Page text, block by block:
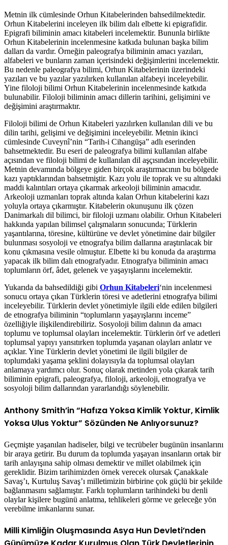
Metnin ilk cümlesinde Orhun Kitabelerinden bahsedilmektedir.
Orhun Kitabelerini inceleyen ilk bilim dalı elbette ki epigrafidir.
Epigrafi biliminin amacı kitabeleri incelemektir. Bununla birlikte
Orhun Kitabelerinin incelenmesine katkıda bulunan başka bilim
dalları da vardır. Örneğin paleografya biliminin amacı yazıları,
alfabeleri ve bunların zaman içerisindeki değişimlerini incelemektir.
Bu nedenle paleografya bilimi, Orhun Kitabelerinin üzerindeki
yazıları ve bu yazılar yazılırken kullanılan alfabeyi inceleyebilir.
Yine filoloji bilimi Orhun Kitabelerinin incelenmesinde katkıda
bulunabilir. Filoloji biliminin amacı dillerin tarihini, gelişimini ve
değişimini araştırmaktır.
Filoloji bilimi de Orhun Kitabeleri yazılırken kullanılan dili ve bu
dilin tarihi, gelişimi ve değişimini inceleyebilir. Metnin ikinci
cümlesinde Cuveynî’nin “Tarih-i Cihangüşa” adlı eserinden
bahsetmektedir. Bu eseri de paleografya bilimi kullanılan alfabe
açısından ve filoloji bilimi de kullanılan dil aşçısından inceleyebilir.
Metnin devamında bölgeye giden birçok araştırmacının bu bölgede
kazı yaptıklarından bahsetmiştir. Kazı yolu ile toprak ve su altındaki
maddi kalıntıları ortaya çıkarmak arkeoloji biliminin amacıdır.
Arkeoloji uzmanları toprak altında kalan Orhun kitabelerini kazı
yoluyla ortaya çıkarmıştır. Kitabelerin okunuşunu ilk çözen
Danimarkalı dil bilimci, bir filoloji uzmanı olabilir. Orhun Kitabeleri
hakkında yapılan bilimsel çalışmaların sonucunda; Türklerin
yaşantılarına, töresine, kültürüne ve devlet yönetimine dair bilgiler
bulunması sosyoloji ve etnografya bilim dallarına araştırılacak bir
konu çıkmasına vesile olmuştur. Elbette ki bu konuda da araştırma
yapacak ilk bilim dalı etnografyadır. Etnografya biliminin amacı
toplumların örf, âdet, gelenek ve yaşayışlarını incelemektir.
Yukarıda da bahsedildiği gibi Orhun Kitabeleri‘nin incelenmesi
sonucu ortaya çıkan Türklerin töresi ve adetlerini etnografya bilimi
inceleyebilir. Türklerin devlet yönetimiyle ilgili elde edilen bilgileri
de etnografya biliminin “toplumların yaşayışlarını inceme”
özelliğiyle ilişkilendirebiliriz. Sosyoloji bilim dalının da amacı
toplumu ve toplumsal olayları incelemektir. Türklerin örf ve adetleri
toplumsal yapıyı yansıtırken toplumda yaşanan olayları anlatır ve
açıklar. Yine Türklerin devlet yönetimi ile ilgili bilgiler de
toplumdaki yaşama şeklini dolayısıyla da toplumsal olayları
anlamaya yardımcı olur. Sonuç olarak metinden yola çıkarak tarih
biliminin epigrafi, paleografya, filoloji, arkeoloji, etnografya ve
sosyoloji bilim dallarından yararlandığı söylenebilir.
Anthony Smith’in “Hafıza Yoksa Kimlik Yoktur, Kimlik
Yoksa Ulus Yoktur” Sözünden Ne Anlıyorsunuz?
Geçmişte yaşanılan hadiseler, bilgi ve tecrübeler bugünün insanlarını
bir araya getirir. Bu durum da toplumda yaşayan insanların ortak bir
tarih anlayışına sahip olması demektir ve millet olabilmek için
gereklidir. Bizim tarihimizden örnek verecek olursak Çanakkale
Savaş’ı, Kurtuluş Savaş’ı milletimizin birbirine çok güçlü bir şekilde
bağlanmasını sağlamıştır. Farklı toplumların tarihindeki bu denli
olaylar kişilere bugünü anlatma, tehlikeleri görme ve geleceğe yön
verebilme imkanlarını sunar.
Milli Kimliğin Oluşmasında Asya Hun Devleti’nden